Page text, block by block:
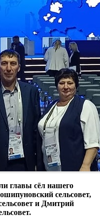
главы сёл нашего
сельсовет,
и Дмитрий